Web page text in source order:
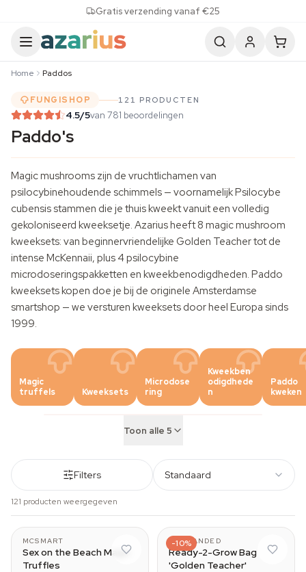
Gratis verzending vanaf €25
Home Paddos
FUNGISHOP 121 PRODUCTEN
4.5/5van 781 beoordelingen
Paddo's
Magic mushrooms zijn de vruchtlichamen van
psilocybinehoudende schimmels — voornamelijk Psilocybe
cubensis stammen die je thuis kweekt vanuit een volledig
gekoloniseerd kweeksetje. Azarius heeft 8 magic mushroom
kweeksets: van beginnervriendelijke Golden Teacher tot de
intense McKennaii, plus 4 psilocybine
microdoseringspakketten en kweekbenodigdheden. Paddo
kweeksets kopen doe je bij de originele Amsterdamse
smartshop — we versturen kweeksets door heel Europa sinds
1999.
Magic
truffels
Kweeksets
Microdose
ring
Kweekben
odigdhede
n
Paddo
kweken
Toon alle 5
Filters Standaard
121 producten weergegeven
MCSMART
Sex on the Beach Magic
Truffles
-10%
UNBRANDED
Ready-2-Grow Bag
'Golden Teacher'